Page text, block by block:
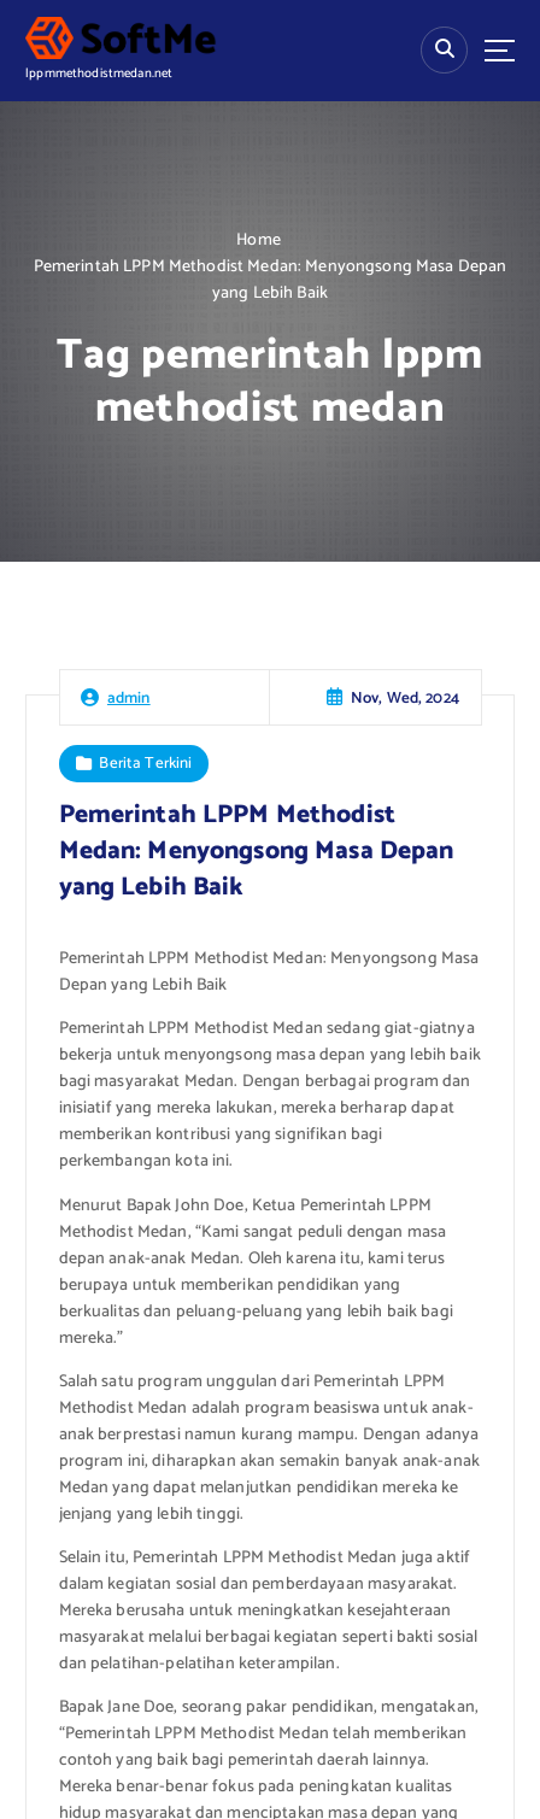
lppmmethodistmedan.net
Home
Pemerintah LPPM Methodist Medan: Menyongsong Masa Depan
yang Lebih Baik
Tag pemerintah lppm
methodist medan
admin Nov, Wed, 2024
Berita Terkini
Pemerintah LPPM Methodist
Medan: Menyongsong Masa Depan
yang Lebih Baik
Pemerintah LPPM Methodist Medan: Menyongsong Masa
Depan yang Lebih Baik
Pemerintah LPPM Methodist Medan sedang giat-giatnya
bekerja untuk menyongsong masa depan yang lebih baik
bagi masyarakat Medan. Dengan berbagai program dan
inisiatif yang mereka lakukan, mereka berharap dapat
memberikan kontribusi yang signifikan bagi
perkembangan kota ini.
Menurut Bapak John Doe, Ketua Pemerintah LPPM
Methodist Medan, “Kami sangat peduli dengan masa
depan anak-anak Medan. Oleh karena itu, kami terus
berupaya untuk memberikan pendidikan yang
berkualitas dan peluang-peluang yang lebih baik bagi
mereka.”
Salah satu program unggulan dari Pemerintah LPPM
Methodist Medan adalah program beasiswa untuk anak-
anak berprestasi namun kurang mampu. Dengan adanya
program ini, diharapkan akan semakin banyak anak-anak
Medan yang dapat melanjutkan pendidikan mereka ke
jenjang yang lebih tinggi.
Selain itu, Pemerintah LPPM Methodist Medan juga aktif
dalam kegiatan sosial dan pemberdayaan masyarakat.
Mereka berusaha untuk meningkatkan kesejahteraan
masyarakat melalui berbagai kegiatan seperti bakti sosial
dan pelatihan-pelatihan keterampilan.
Bapak Jane Doe, seorang pakar pendidikan, mengatakan,
“Pemerintah LPPM Methodist Medan telah memberikan
contoh yang baik bagi pemerintah daerah lainnya.
Mereka benar-benar fokus pada peningkatan kualitas
hidup masyarakat dan menciptakan masa depan yang